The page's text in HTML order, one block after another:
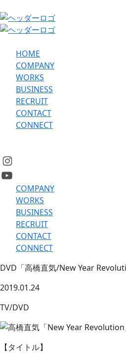
HOME
COMPANY
WORKS
BUSINESS
RECRUIT
CONTACT
CONNECT
COMPANY
WORKS
BUSINESS
RECRUIT
CONTACT
CONNECT
DVD「高橋直気/New Year
2019.01.24
TV/DVD
【タイトル】